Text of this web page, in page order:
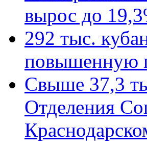
вырос до
292 тыс.
повышенную
Свыше 37,3
Отделения